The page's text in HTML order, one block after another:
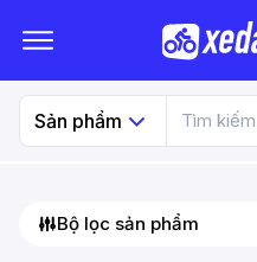
Sản phẩm
Bộ lọc sản phẩm